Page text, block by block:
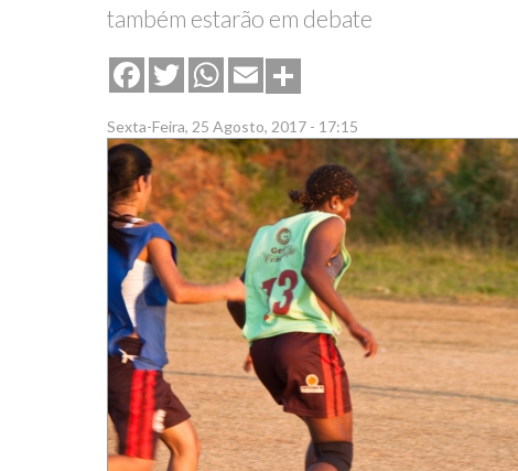
também estarão em debate
FacebookTwitterWhatsApp
Email
Sexta-Feira, 25 Agosto, 2017 - 17:15